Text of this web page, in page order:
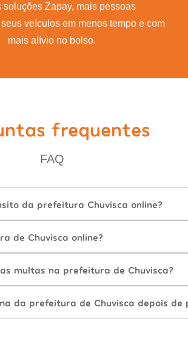
soluções Zapay, mais pessoas
veículos em menos tempo e com
mais alívio no bolso.
frequentes
FAQ
da prefeitura Chuvisca online?
de Chuvisca online?
multas na prefeitura de Chuvisca?
da prefeitura de Chuvisca depois de